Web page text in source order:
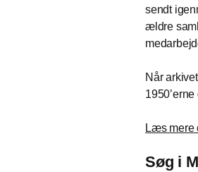
sendt
ældre
Når
Læs mere
Søg i